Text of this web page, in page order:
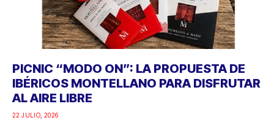
PICNIC “MODO ON”: LA PROPUESTA DE
IBÉRICOS MONTELLANO PARA DISFRUTAR
AL AIRE LIBRE
22 JULIO, 2026